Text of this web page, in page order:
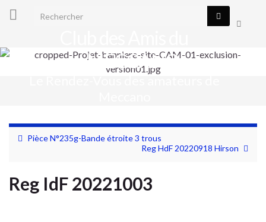
Toggle
form
Search for:
MECCANO
Pièce N°235g-Bande étroite 3 trous
Reg HdF 20220918 Hirson
Reg IdF 20221003